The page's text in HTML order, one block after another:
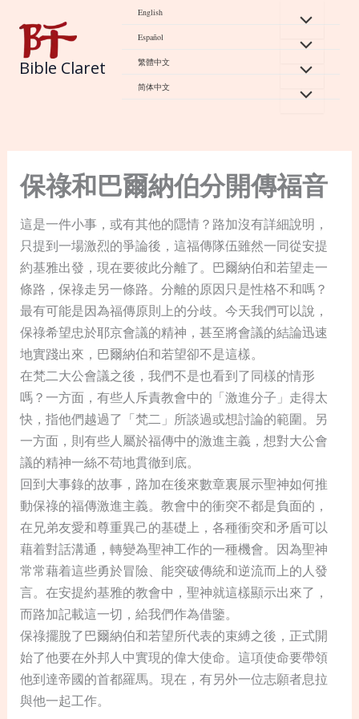
content
Bible Claret
English
Español
繁體中文
简体中文
保祿和巴爾納伯分開傳福音
這是一件小事，或有其他的隱情？路加沒有詳細說明，
只提到一場激烈的爭論後，這福傳隊伍雖然一同從安提
約基雅出發，現在要彼此分離了。巴爾納伯和若望走一
條路，保祿走另一條路。分離的原因只是性格不和嗎？
最有可能是因為福傳原則上的分歧。今天我們可以說，
保祿希望忠於耶京會議的精神，甚至將會議的結論迅速
地實踐出來，巴爾納伯和若望卻不是這樣。
在梵二大公會議之後，我們不是也看到了同樣的情形
嗎？一方面，有些人斥責教會中的「激進分子」走得太
快，指他們越過了「梵二」所談過或想討論的範圍。另
一方面，則有些人屬於福傳中的激進主義，想對大公會
議的精神一絲不苟地貫徹到底。
回到大事錄的故事，路加在後來數章裏展示聖神如何推
動保祿的福傳激進主義。教會中的衝突不都是負面的，
在兄弟友愛和尊重異己的基礎上，各種衝突和矛盾可以
藉着對話溝通，轉變為聖神工作的一種機會。因為聖神
常常藉着這些勇於冒險、能突破傳統和逆流而上的人發
言。在安提約基雅的教會中，聖神就這樣顯示出來了，
而路加記載這一切，給我們作為借鑒。
保祿擺脫了巴爾納伯和若望所代表的束縛之後，正式開
始了他要在外邦人中實現的偉大使命。這項使命要帶領
他到達帝國的首都羅馬。現在，有另外一位志願者息拉
與他一起工作。